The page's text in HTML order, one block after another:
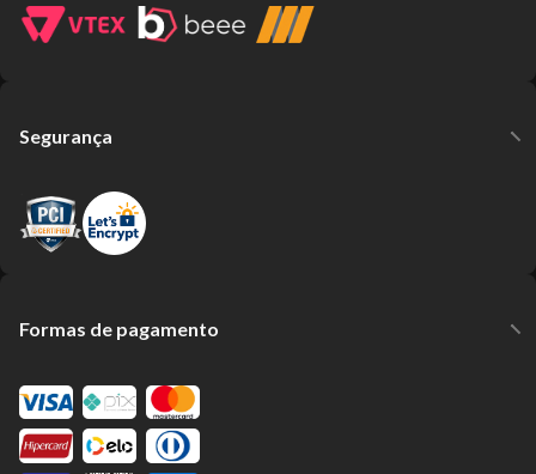
Segurança
Formas de pagamento